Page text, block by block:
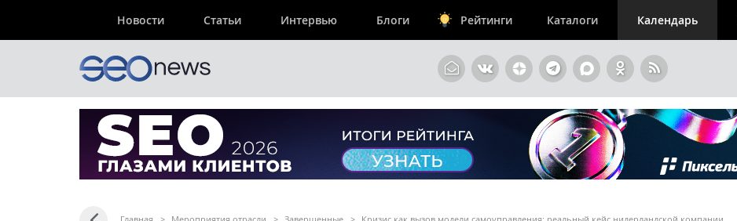
Новости Статьи Интервью Блоги Рейтинги Каталоги Календарь